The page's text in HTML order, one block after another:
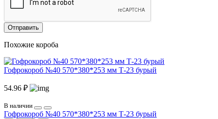
Отправить
Похожие короба
Гофрокороб №40 570*380*253 мм Т-23 бурый
54.96 ₽
В наличии
Гофрокороб №40 570*380*253 мм Т-23 бурый